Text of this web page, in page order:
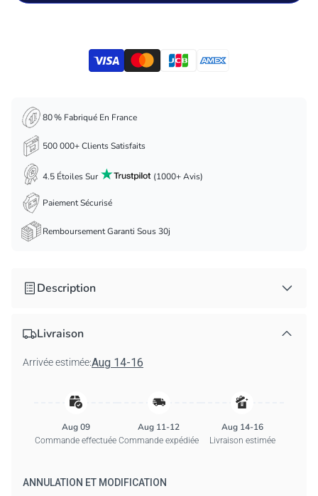
80 % Fabriqué En France
500 000+ Clients Satisfaits
4.5 Étoiles Sur (1000+ Avis)
Paiement Sécurisé
Remboursement Garanti Sous 30j
Description
coton, 10 % polyester).
50 % coton, 50 %
polyester.T-shirts manches longues :
Coupe : Coupe classique Regular Fit, idéale pour un usage
Poids du tissu : Tissu de poids moyen confortable –
Emballage : 1 vêtement au choix.
Livraison
Arrivée estimée:Aug 14-16
Aug 09
Commande effectuée
Aug 11-12
Commande expédiée
Aug 14-16
Livraison estimée
ANNULATION ET MODIFICATION